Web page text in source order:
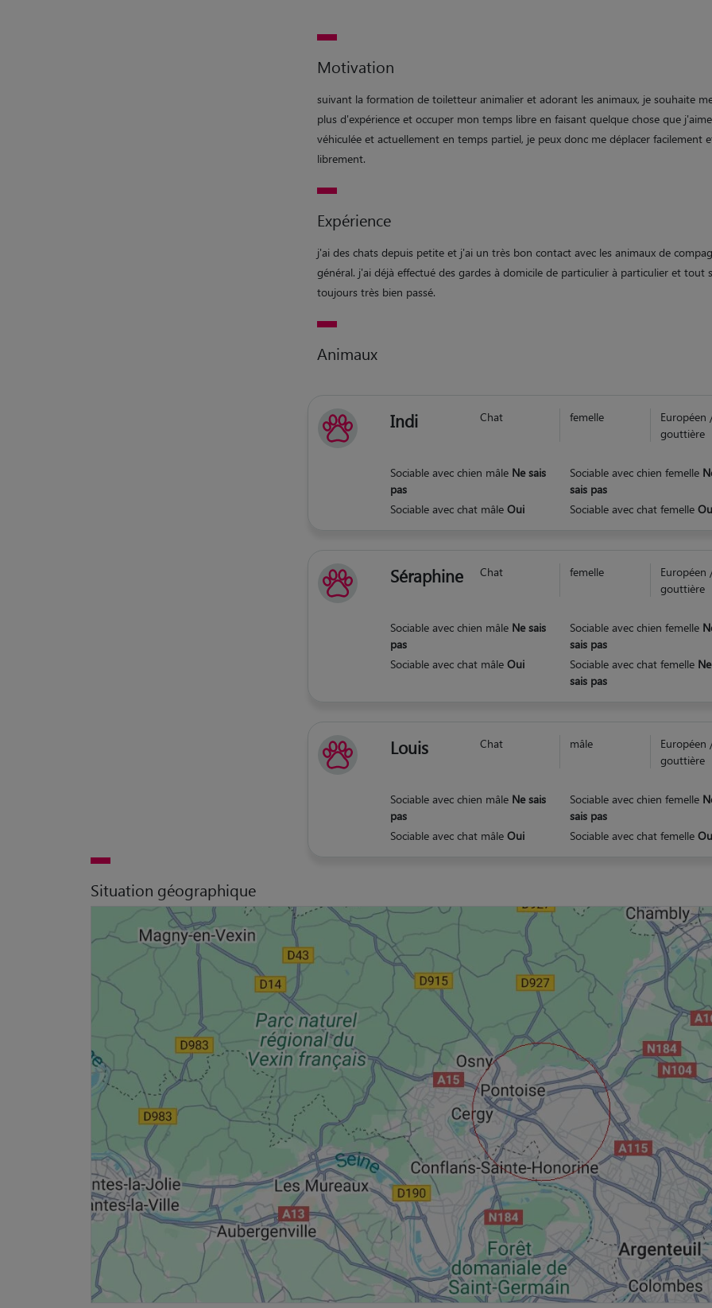
Motivation
suivant la formation de toiletteur animalier et adorant les animaux, je souhaite
plus d'expérience et occuper mon temps libre en faisant quelque chose que
véhiculée et actuellement en temps partiel, je peux donc me déplacer facilement
librement.
Expérience
j'ai des chats depuis petite et j'ai un très bon contact avec les animaux de
général. j'ai déjà effectué des gardes à domicile de particulier à particulier et tout
toujours très bien passé.
Animaux
Indi Chat femelle
Européen
gouttière
Sociable avec chien mâle Ne sais
pas
Sociable avec chien femelle
sais pas
Sociable avec chat mâle Oui Sociable avec chat femelle
Séraphine Chat femelle
Européen
gouttière
Sociable avec chien mâle Ne sais
pas
Sociable avec chien femelle
sais pas
Sociable avec chat mâle Oui Sociable avec chat femelle Ne
sais pas
Louis Chat mâle
Européen
gouttière
Sociable avec chien mâle Ne sais
pas
Sociable avec chien femelle
sais pas
Sociable avec chat mâle Oui Sociable avec chat femelle
Situation géographique